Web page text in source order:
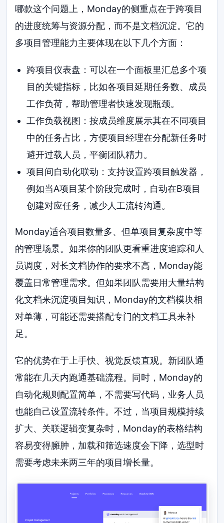
哪款这个问题上，Monday的侧重点在于跨项目
的进度统筹与资源分配，而不是文档沉淀。它的
多项目管理能力主要体现在以下几个方面：
跨项目仪表盘：可以在一个面板里汇总多个项
目的关键指标，比如各项目延期任务数、成员
工作负荷，帮助管理者快速发现瓶颈。
工作负载视图：按成员维度展示其在不同项目
中的任务占比，方便项目经理在分配新任务时
避开过载人员，平衡团队精力。
项目间自动化联动：支持设置跨项目触发器，
例如当A项目某个阶段完成时，自动在B项目
创建对应任务，减少人工流转沟通。
Monday适合项目数量多、但单项目复杂度中等
的管理场景。如果你的团队更看重进度追踪和人
员调度，对长文档协作的要求不高，Monday能
覆盖日常管理需求。但如果团队需要用大量结构
化文档来沉淀项目知识，Monday的文档模块相
对单薄，可能还需要搭配专门的文档工具来补
足。
它的优势在于上手快、视觉反馈直观。新团队通
常能在几天内跑通基础流程。同时，Monday的
自动化规则配置简单，不需要写代码，业务人员
也能自己设置流转条件。不过，当项目规模持续
扩大、关联逻辑变复杂时，Monday的表格结构
容易变得臃肿，加载和筛选速度会下降，选型时
需要考虑未来两三年的项目增长量。